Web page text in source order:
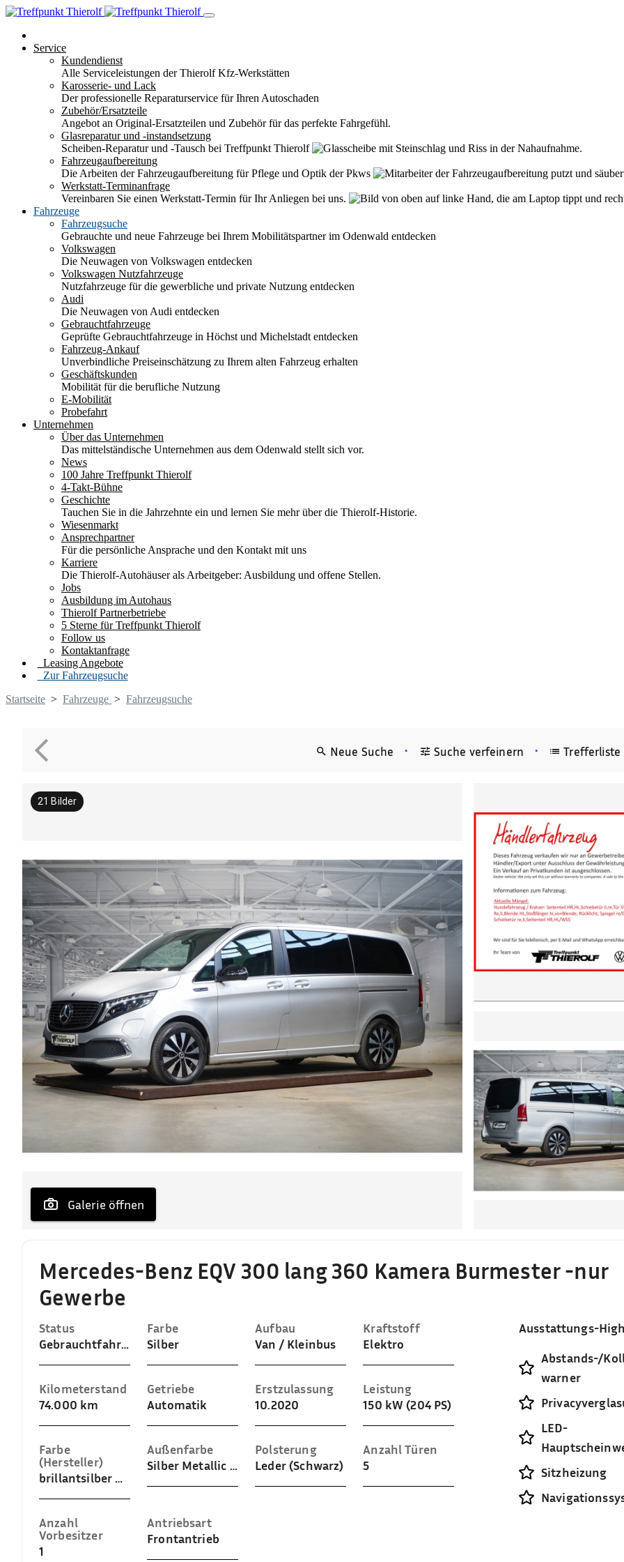
Service
Kundendienst
Alle Serviceleistungen der Thierolf Kfz-Werkstätten
Karosserie- und Lack
Der professionelle Reparaturservice für Ihren Autoschaden
Zubehör/Ersatzteile
Angebot an Original-Ersatzteilen und Zubehör für das perfekte Fahrgefühl.
Glasreparatur und -instandsetzung
Scheiben-Reparatur und -Tausch bei Treffpunkt Thierolf
Fahrzeugaufbereitung
Die Arbeiten der Fahrzeugaufbereitung für Pflege und Optik der Pkws
Werkstatt-Terminanfrage
Vereinbaren Sie einen Werkstatt-Termin für Ihr Anliegen bei uns.
Fahrzeuge
Fahrzeugsuche
Gebrauchte und neue Fahrzeuge bei Ihrem Mobilitätspartner im Odenwald entdecken
Volkswagen
Die Neuwagen von Volkswagen entdecken
Volkswagen Nutzfahrzeuge
Nutzfahrzeuge für die gewerbliche und private Nutzung entdecken
Audi
Die Neuwagen von Audi entdecken
Gebrauchtfahrzeuge
Geprüfte Gebrauchtfahrzeuge in Höchst und Michelstadt entdecken
Fahrzeug-Ankauf
Unverbindliche Preiseinschätzung zu Ihrem alten Fahrzeug erhalten
Geschäftskunden
Mobilität für die berufliche Nutzung
E-Mobilität
Probefahrt
Unternehmen
Über das Unternehmen
Das mittelständische Unternehmen aus dem Odenwald stellt sich vor.
News
100 Jahre Treffpunkt Thierolf
4-Takt-Bühne
Geschichte
Tauchen Sie in die Jahrzehnte ein und lernen Sie mehr über die Thierolf-Historie.
Wiesenmarkt
Ansprechpartner
Für die persönliche Ansprache und den Kontakt mit uns
Karriere
Die Thierolf-Autohäuser als Arbeitgeber: Ausbildung und offene Stellen.
Jobs
Ausbildung im Autohaus
Thierolf Partnerbetriebe
5 Sterne für Treffpunkt Thierolf
Follow us
Kontaktanfrage
Leasing Angebote
Zur Fahrzeugsuche
Startseite > Fahrzeuge > Fahrzeugsuche
Neue Suche • Suche verfeinern • Trefferliste
Galerie öffnen
21 Bilder
Mercedes-Benz EQV 300 lang 360 Kamera Burmester -nur
Gewerbe
Status
Gebrauchtfahrzeug
Farbe
Silber
Aufbau
Van / Kleinbus
Kraftstoff
Elektro
Kilometerstand
74.000 km
Getriebe
Automatik
Erstzulassung
10.2020
Leistung
150 kW (204 PS)
Farbe
(Hersteller)
brillantsilber metallic
Außenfarbe
Silber Metallic (brillantsilber metallic)
Polsterung
Leder (Schwarz)
Anzahl Türen
5
Anzahl
Vorbesitzer
1
Antriebsart
Frontantrieb
Ausstattungs-
Abstands-/
warner
LED-
Sitzheizung